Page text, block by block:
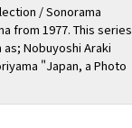
/ Sonorama
from 1977. This series
Nobuyoshi Araki
"Japan, a Photo